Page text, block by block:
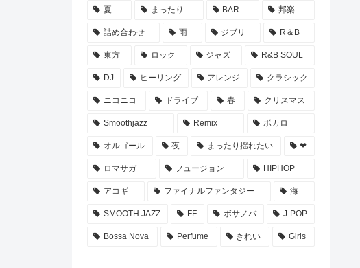
夏 まったり BAR 邦楽
詰め合わせ 雨 ジブリ R＆B
東方 ロック ジャズ R&B SOUL
DJ ヒーリング アレンジ クラシック
ニコニコ ドライブ 春 クリスマス
Smoothjazz Remix ボカロ
オルゴール 夜 まったり揺れたい ❤
ロマサガ フュージョン HIPHOP
アコギ ファイナルファンタジー 海
SMOOTH JAZZ FF ボサノバ J-POP
Bossa Nova Perfume きれい Girls